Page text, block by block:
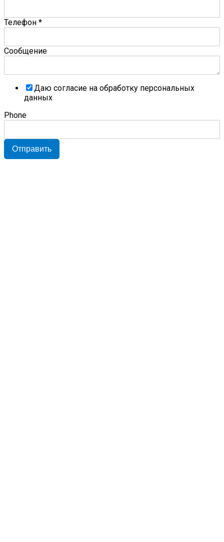
Телефон *
Сообщение
Даю согласие на обработку персональных
данных
Phone
Отправить